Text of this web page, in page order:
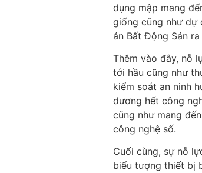
dụng mập mang
giống cũng như dự
án Bất Động Sản
Thêm vào đây, nỗ
tới hầu cũng như
kiểm soát an ninh
dương hết công
cũng như mang
công nghệ số.
Cuối cùng, sự nỗ
biểu tượng thiết bị